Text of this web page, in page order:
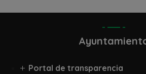
Portal de transparencia